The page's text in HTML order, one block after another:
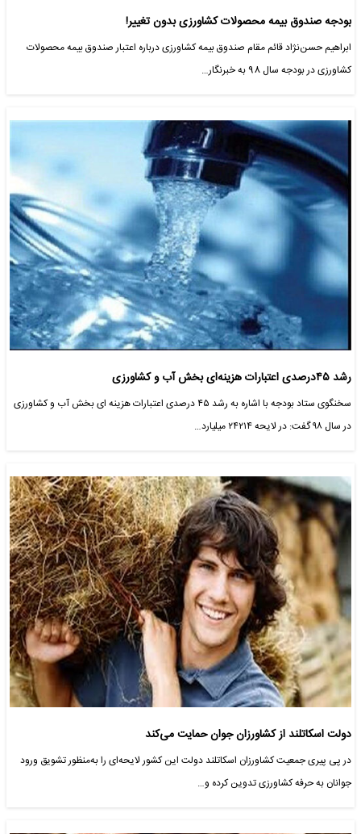
بودجه صندوق بیمه محصولات کشاورزی بدون تغییر!
ابراهیم حسن‌نژاد قائم مقام صندوق بیمه کشاورزی درباره اعتبار صندوق بیمه محصولات
کشاورزی در بودجه سال 98 به خبرنگار…
رشد ۴۵درصدی اعتبارات هزینه‌ای بخش آب و کشاورزی
سخنگوی ستاد بودجه با اشاره به رشد ۴۵ درصدی اعتبارات هزینه ای بخش آب و کشاورزی
در سال ۹۸ گفت: در لایحه ۲۴۲۱۴ میلیارد…
دولت اسکاتلند از کشاورزان جوان حمایت می‌کند
در پی پیری جمعیت کشاورزان اسکاتلند دولت این کشور لایحه‌ای را به‌منظور تشویق ورود
جوانان به حرفه کشاورزی تدوین کرده و…